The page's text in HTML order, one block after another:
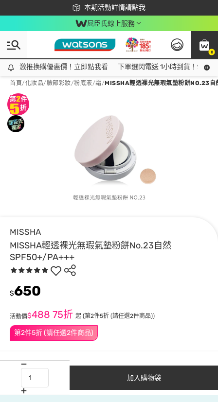
本期活動詳情請點我
下載app最高回饋$350
屈臣氏線上服務
0
激推換購優惠價！立即點我看
激推換購優惠價！立即點我看 下單選閃電送 1小時到貨！領神
首頁/化妝品/臉部彩妝/粉底液/霜/MISSHA輕透裸光無瑕氣墊粉餅NO.23
MISSHA
MISSHA輕透裸光無瑕氣墊粉餅No.23自然
SPF50+/PA+++
第2件5折 (請任選2件商品)
$650
活動價$488 75折 起 (第2件5折 (請任選2件商品))
加入購物袋